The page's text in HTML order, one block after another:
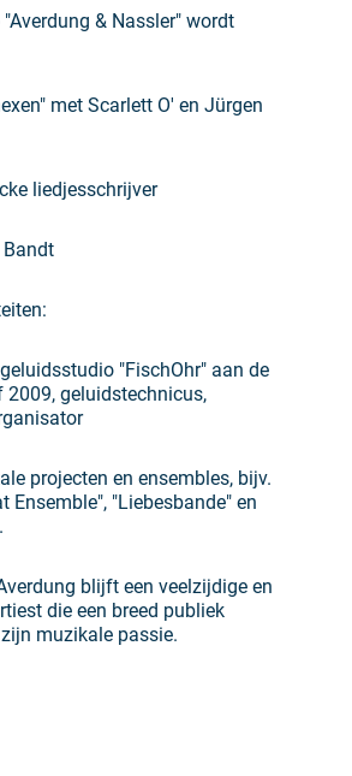
& Nassler" wordt
met Scarlett O' en Jürgen
liedjesschrijver
"FischOhr" aan de
2009, geluidstechnicus,
projecten en ensembles, bijv.
Ensemble", "Liebesbande" en
blijft een veelzijdige en
die een breed publiek
muzikale passie.